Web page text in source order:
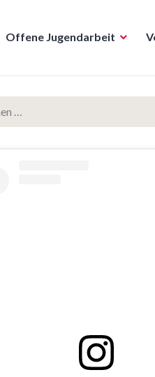
Offene Jugendarbeit